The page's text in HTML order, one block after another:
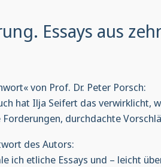
Essays aus
von Prof. Dr. Peter Porsch:
hat Ilja Seifert das verwirklicht,
Forderungen, durchdachte
des Autors:
ich etliche Essays und – leicht